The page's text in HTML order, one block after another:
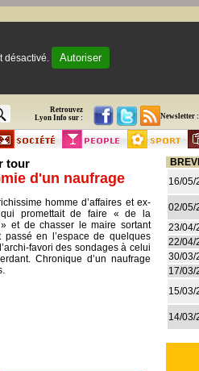
désactivé. Autoriser
Retrouvez
Lyon Info sur :
Newsletter :
tour
d'un naufrage
homme d’affaires et ex-
qui promettait de faire « de la
et de chasser le maire sortant
passé en l’espace de quelques
favori des sondages à celui
Chronique d’un naufrage
16/05/
02/05/
23/04/
22/04/
30/03/
17/03/
15/03/
14/03/